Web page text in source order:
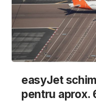
easyJet
pentru aprox.